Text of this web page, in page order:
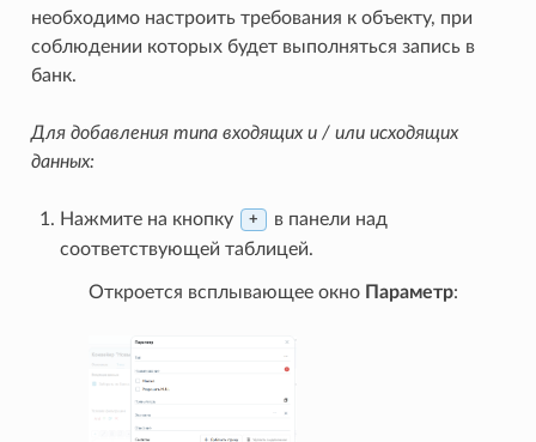
необходимо настроить требования к объекту, при
соблюдении которых будет выполняться запись в
банк.
Для добавления типа входящих и / или исходящих
данных:
Нажмите на кнопку +
в панели над
соответствующей таблицей.
Откроется всплывающее окно Параметр: